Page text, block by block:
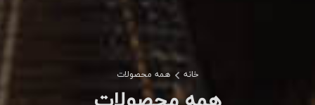
خانه همه محصولات